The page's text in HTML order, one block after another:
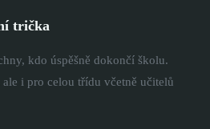
trička
kdo úspěšně dokončí školu.
i pro celou třídu včetně učitelů